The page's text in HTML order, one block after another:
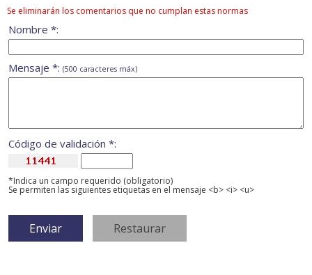
Se eliminarán los comentarios que no cumplan estas normas
Nombre *:
Mensaje *: (500 caracteres máx)
Código de validación *:
*Indica un campo requerido (obligatorio)
Se permiten las siguientes etiquetas en el mensaje <b> <i> <u>